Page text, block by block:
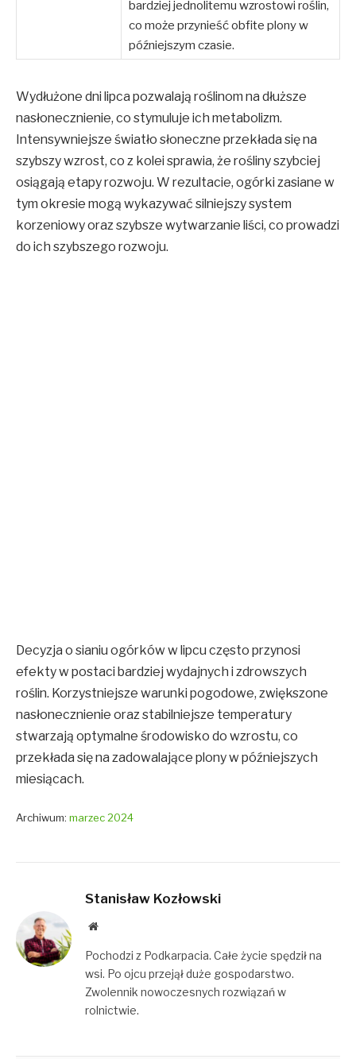
bardziej jednolitemu wzrostowi roślin,
co może przynieść obfite plony w
późniejszym czasie.
Wydłużone dni lipca pozwalają roślinom na dłuższe
nasłonecznienie, co stymuluje ich metabolizm.
Intensywniejsze światło słoneczne przekłada się na
szybszy wzrost, co z kolei sprawia, że rośliny szybciej
osiągają etapy rozwoju. W rezultacie, ogórki zasiane w
tym okresie mogą wykazywać silniejszy system
korzeniowy oraz szybsze wytwarzanie liści, co prowadzi
do ich szybszego rozwoju.
Decyzja o sianiu ogórków w lipcu często przynosi
efekty w postaci bardziej wydajnych i zdrowszych
roślin. Korzystniejsze warunki pogodowe, zwiększone
nasłonecznienie oraz stabilniejsze temperatury
stwarzają optymalne środowisko do wzrostu, co
przekłada się na zadowalające plony w późniejszych
miesiącach.
Archiwum: marzec 2024
Stanisław Kozłowski
Website
Pochodzi z Podkarpacia. Całe życie spędził na
wsi. Po ojcu przejął duże gospodarstwo.
Zwolennik nowoczesnych rozwiązań w
rolnictwie.